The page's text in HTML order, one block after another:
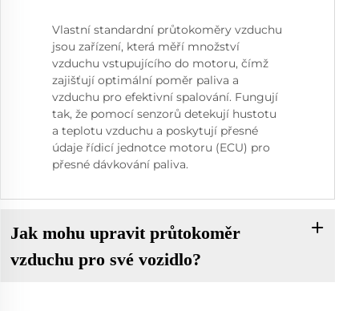
Vlastní standardní průtokoměry vzduchu
jsou zařízení, která měří množství
vzduchu vstupujícího do motoru, čímž
zajišťují optimální poměr paliva a
vzduchu pro efektivní spalování. Fungují
tak, že pomocí senzorů detekují hustotu
a teplotu vzduchu a poskytují přesné
údaje řídicí jednotce motoru (ECU) pro
přesné dávkování paliva.
Jak mohu upravit průtokoměr
vzduchu pro své vozidlo?